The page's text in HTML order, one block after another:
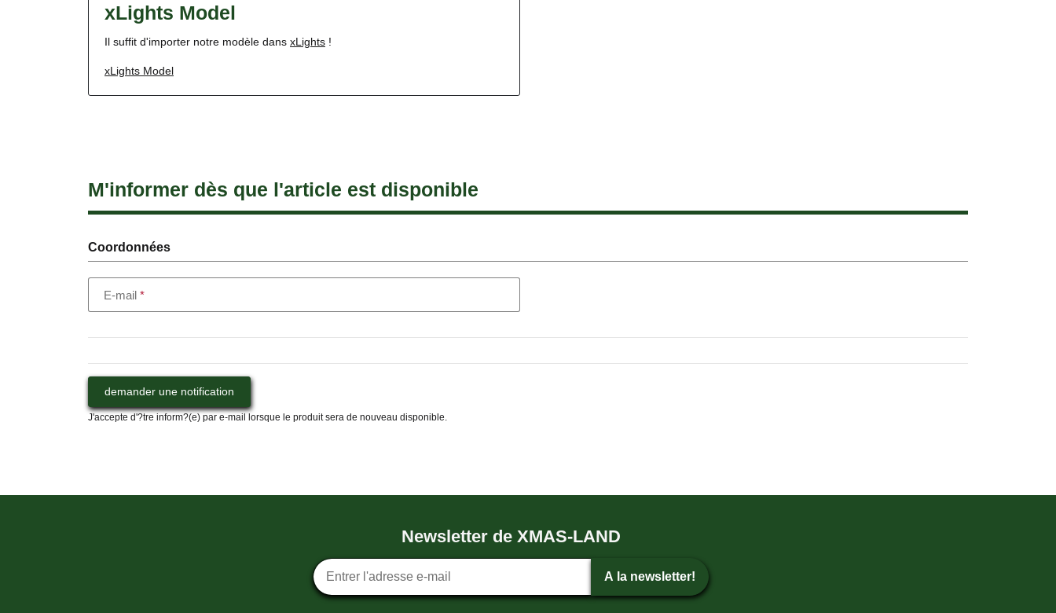
xLights Model
Il suffit d'importer notre modèle dans xLights !
xLights Model
M'informer dès que l'article est disponible
Coordonnées
E-mail
demander une notification
J'accepte d'?tre inform?(e) par e-mail lorsque le produit sera de nouveau disponible.
Newsletter de XMAS-LAND
Inscription ? la newsletter
A la newsletter!